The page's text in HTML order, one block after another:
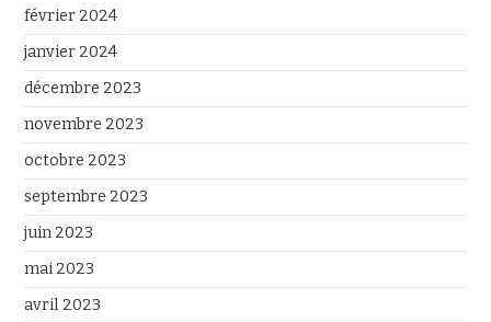
février 2024
janvier 2024
décembre 2023
novembre 2023
octobre 2023
septembre 2023
juin 2023
mai 2023
avril 2023